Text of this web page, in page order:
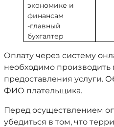
экономике и
финансам
-главный
бухгалтер
Оплату через систему
необходимо
предоставления услуги.
ФИО плательщика.
Перед осуществлением
убедиться в том, что